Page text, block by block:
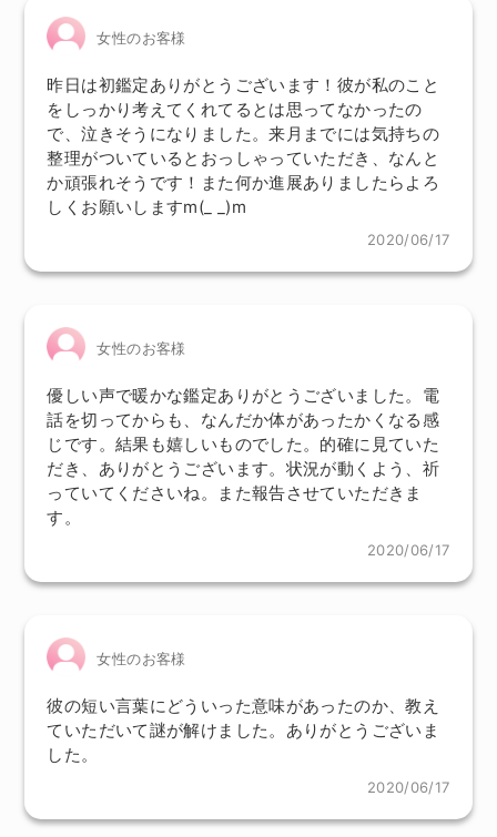
女性のお客様
昨日は初鑑定ありがとうございます！彼が私のこと
をしっかり考えてくれてるとは思ってなかったの
で、泣きそうになりました。来月までには気持ちの
整理がついているとおっしゃっていただき、なんと
か頑張れそうです！また何か進展ありましたらよろ
しくお願いしますm(_ _)m
2020/06/17
女性のお客様
優しい声で暖かな鑑定ありがとうございました。電
話を切ってからも、なんだか体があったかくなる感
じです。結果も嬉しいものでした。的確に見ていた
だき、ありがとうございます。状況が動くよう、祈
っていてくださいね。また報告させていただきま
す。
2020/06/17
女性のお客様
彼の短い言葉にどういった意味があったのか、教え
ていただいて謎が解けました。ありがとうございま
した。
2020/06/17